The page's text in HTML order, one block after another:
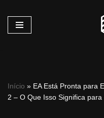
Pular
Início » EA Está Pronta para
2 – O Que Isso Significa